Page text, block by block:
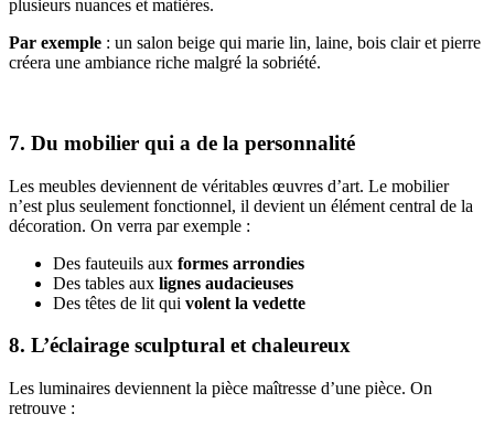
plusieurs nuances et matières.
Par exemple : un salon beige qui marie lin, laine, bois clair et pierre
créera une ambiance riche malgré la sobriété.
7. Du mobilier qui a de la personnalité
Les meubles deviennent de véritables œuvres d’art. Le mobilier
n’est plus seulement fonctionnel, il devient un élément central de la
décoration. On verra par exemple :
Des fauteuils aux formes arrondies
Des tables aux lignes audacieuses
Des têtes de lit qui volent la vedette
8. L’éclairage sculptural et chaleureux
Les luminaires deviennent la pièce maîtresse d’une pièce. On
retrouve :